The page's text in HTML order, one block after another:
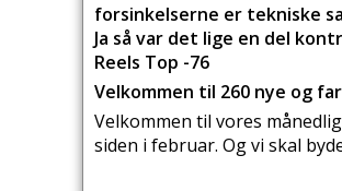
forsinkelserne er tekniske
Ja så var det lige en del
Reels Top -76
Velkommen til 260 nye og
Velkommen til vores
siden i februar. Og vi skal